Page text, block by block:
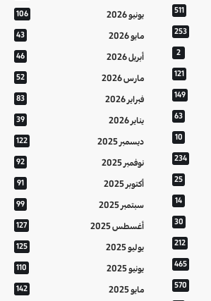
511
253
2
121
149
63
10
234
25
14
30
212
465
570
يونيو 2026 106
مايو 2026 43
أبريل 2026 46
مارس 2026 52
فبراير 2026 83
يناير 2026 39
ديسمبر 2025 122
نوفمبر 2025 92
أكتوبر 2025 91
سبتمبر 2025 99
أغسطس 2025 127
يوليو 2025 125
يونيو 2025 110
مايو 2025 142